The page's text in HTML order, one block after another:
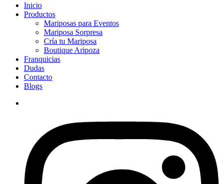
Inicio
Productos
Mariposas para Eventos
Mariposa Sorpresa
Cría tu Mariposa
Boutique Aripoza
Franquicias
Dudas
Contacto
Blogs